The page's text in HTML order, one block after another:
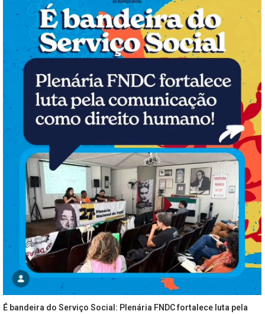
É bandeira do Serviço Social: Plenária FNDC fortalece luta pela